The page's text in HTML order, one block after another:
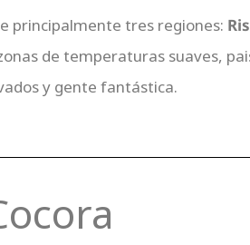
principalmente tres regiones:
de temperaturas suaves,
y gente fantástica.